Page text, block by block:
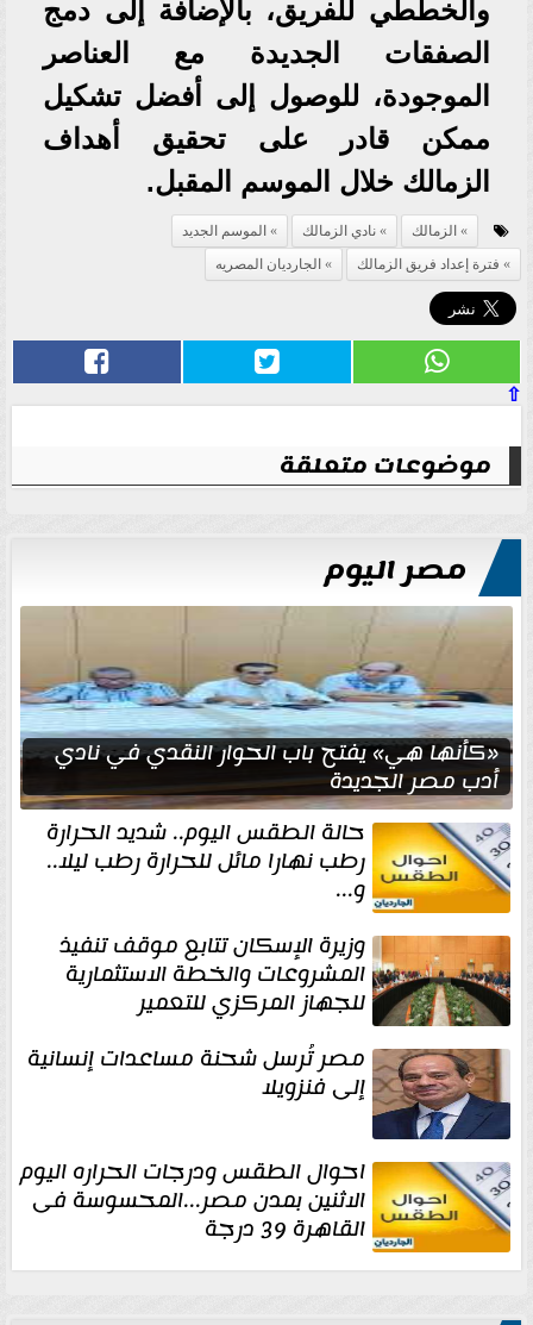
والخططي للفريق، بالإضافة إلى دمج
الصفقات الجديدة مع العناصر
الموجودة، للوصول إلى أفضل تشكيل
ممكن قادر على تحقيق أهداف
الزمالك خلال الموسم المقبل.
الزمالك نادي الزمالك
الموسم الجديد
فترة إعداد فريق الزمالك
الجارديان المصريه
⇧
موضوعات متعلقة
مصر اليوم
«كأنها هي» يفتح باب الحوار النقدي في نادي
أدب مصر الجديدة
حالة الطقس اليوم.. شديد الحرارة
رطب نهارا مائل للحرارة رطب ليلا..
و...
وزيرة الإسكان تتابع موقف تنفيذ
المشروعات والخطة الاستثمارية
للجهاز المركزي للتعمير
مصر تُرسل شحنة مساعدات إنسانية
إلى فنزويلا
احوال الطقس ودرجات الحراره اليوم
الاثنين بمدن مصر...المحسوسة فى
القاهرة 39 درجة